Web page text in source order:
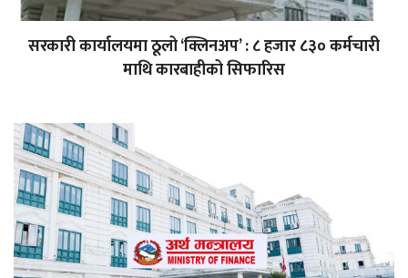
सरकारी कार्यालयमा ठूलो ‘क्लिनअप’ : ८ हजार ८३० कर्मचारी
माथि कारबाहीको सिफारिस